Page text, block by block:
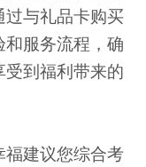
过与礼品卡购买
服务流程，确
到福利带来的
建议您综合考